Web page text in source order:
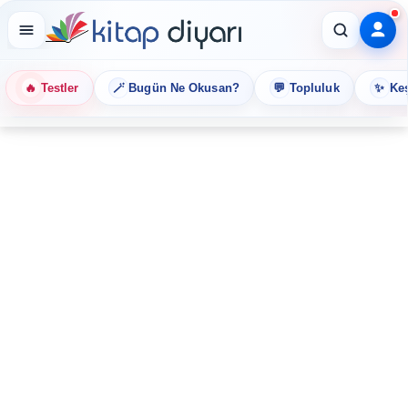
🔥 Testler 🪄 Bugün Ne Okusan? 💬 Topluluk ✨